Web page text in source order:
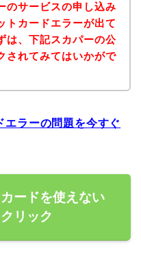
のサービスの申し込み
トカードエラーが出て
は、下記スカパーの公
されてみてはいかがで
エラーの問題を今すぐ
ードを使えない
リック